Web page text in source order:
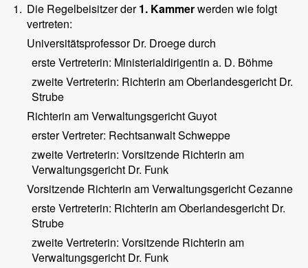
1. Die Regelbeisitzer der1. Kammerwerden wie folgt
vertreten:
Universitätsprofessor Dr. Droege durch
erste Vertreterin: Ministerialdirigentin a. D. Böhme
zweite Vertreterin: Richterin am Oberlandesgericht Dr.
Strube
Richterin am Verwaltungsgericht Guyot
erster Vertreter: Rechtsanwalt Schweppe
zweite Vertreterin: Vorsitzende Richterin am
Verwaltungsgericht Dr. Funk
Vorsitzende Richterin am Verwaltungsgericht Cezanne
erste Vertreterin: Richterin am Oberlandesgericht Dr.
Strube
zweite Vertreterin: Vorsitzende Richterin am
Verwaltungsgericht Dr. Funk